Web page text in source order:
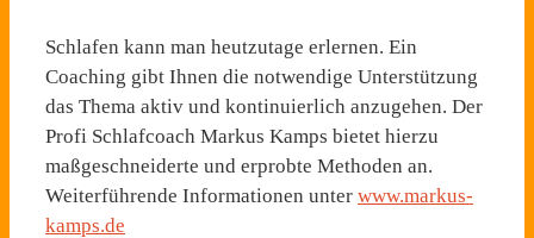
Schlafen kann man heutzutage erlernen. Ein
Coaching gibt Ihnen die notwendige Unterstützung
das Thema aktiv und kontinuierlich anzugehen. Der
Profi Schlafcoach Markus Kamps bietet hierzu
maßgeschneiderte und erprobte Methoden an.
Weiterführende Informationen unter www.markus-
kamps.de